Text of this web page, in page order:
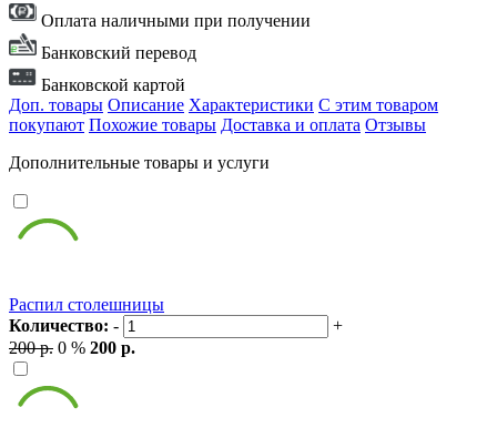
Оплата наличными при получении
Банковский перевод
Банковской картой
Доп. товары Описание Характеристики С этим товаром
покупают Похожие товары Доставка и оплата Отзывы
Дополнительные товары и услуги
Распил столешницы
Количество: -
+
200 р. 0 % 200 р.